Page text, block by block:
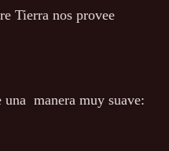
Tierra nos provee
manera muy suave: